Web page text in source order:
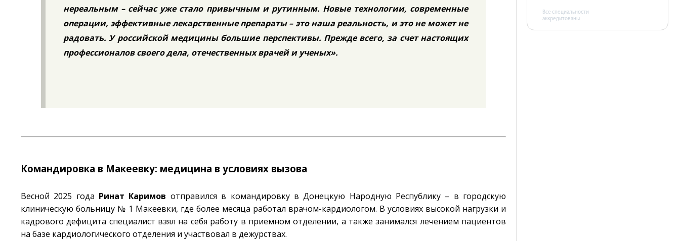
нереальным – сейчас уже стало привычным и рутинным. Новые технологии, современные
операции, эффективные лекарственные препараты – это наша реальность, и это не может не
радовать. У российской медицины большие перспективы. Прежде всего, за счет настоящих
профессионалов своего дела, отечественных врачей и ученых».
Командировка в Макеевку: медицина в условиях вызова
Весной 2025 года Ринат Каримов отправился в командировку в Донецкую Народную Республику – в городскую
клиническую больницу № 1 Макеевки, где более месяца работал врачом-кардиологом. В условиях высокой нагрузки и
кадрового дефицита специалист взял на себя работу в приемном отделении, а также занимался лечением пациентов
на базе кардиологического отделения и участвовал в дежурствах.
Все специальности
аккредитованы